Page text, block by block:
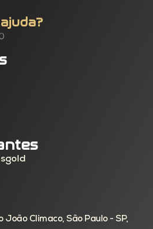
João Climaco, São Paulo - SP,